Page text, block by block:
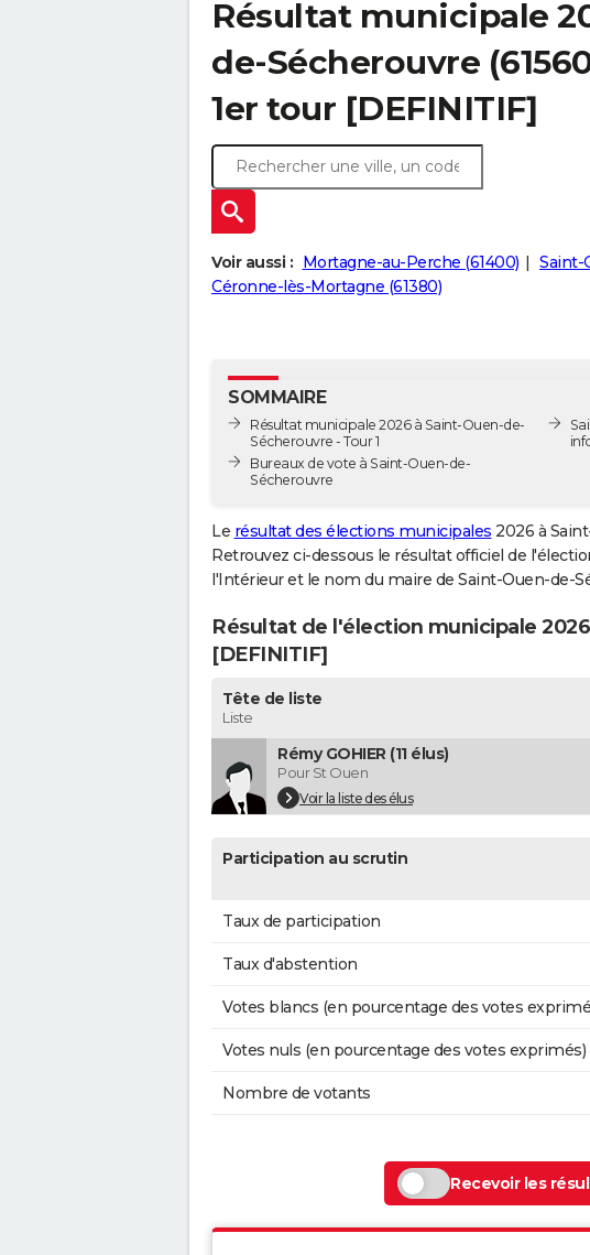
Résultat municipale
de-Sécherouvre
1er tour [DEFINITIF]
Voir aussi : Mortagne-au-Perche (61400) Saint-
Céronne-lès-Mortagne (61380)
SOMMAIRE
Résultat municipale 2026 à Saint-Ouen-de-
Sécherouvre - Tour 1
Bureaux de vote à Saint-Ouen-de-
Sécherouvre
Le résultat des élections municipales 2026 à
Retrouvez ci-dessous le résultat officiel de
l'Intérieur et le nom du maire de Saint-Ouen-de-
Résultat de l'élection municipale
[DEFINITIF]
Tête de liste
Liste
Rémy GOHIER (11 élus)
Pour St Ouen
Voir la liste des élus
Participation au scrutin
Taux de participation
Taux d'abstention
Votes blancs (en pourcentage des votes
Votes nuls (en pourcentage des votes exprimés)
Nombre de votants
Recevoir les